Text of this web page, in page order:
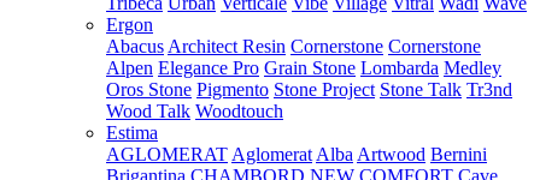
Ergon
Abacus Architect Resin Cornerstone Cornerstone
Alpen Elegance Pro Grain Stone Lombarda Medley
Oros Stone Pigmento Stone Project Stone Talk Tr3nd
Wood Talk Woodtouch
Estima
AGLOMERAT Aglomerat Alba Artwood Bernini